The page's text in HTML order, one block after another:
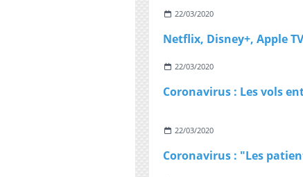
22/03/2020
22/03/2020
22/03/2020